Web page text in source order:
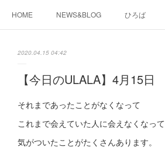
HOME NEWS&BLOG ひろば
2020.04.15 04:42
【今日のULALA】4月15日
それまであったことがなくなって
これまで会えていた人に会えなくなって
気がついたことがたくさんあります。